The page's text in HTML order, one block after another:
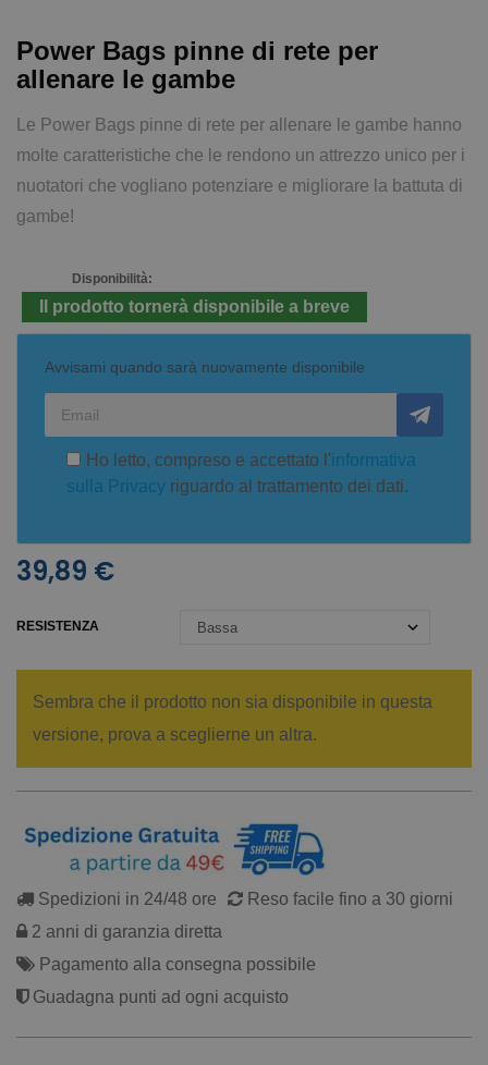
Power Bags pinne di rete per
allenare le gambe
Le Power Bags pinne di rete per allenare le gambe hanno
molte caratteristiche che le rendono un attrezzo unico per i
nuotatori che vogliano potenziare e migliorare la battuta di
gambe!
Disponibilità:
Il prodotto tornerà disponibile a breve
Avvisami quando sarà nuovamente disponibile
Ho letto, compreso e accettato l'informativa
sulla Privacy riguardo al trattamento dei dati.
39,89 €
RESISTENZA
Sembra che il prodotto non sia disponibile in questa
versione, prova a sceglierne un altra.
Spedizioni in 24/48 ore
Reso facile fino a 30 giorni
2 anni di garanzia diretta
Pagamento alla consegna possibile
Guadagna punti ad ogni acquisto